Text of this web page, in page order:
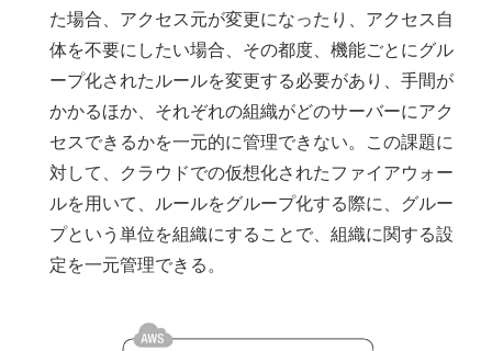
た場合、アクセス元が変更になったり、アクセス自
体を不要にしたい場合、その都度、機能ごとにグル
ープ化されたルールを変更する必要があり、手間が
かかるほか、それぞれの組織がどのサーバーにアク
セスできるかを一元的に管理できない。この課題に
対して、クラウドでの仮想化されたファイアウォー
ルを用いて、ルールをグループ化する際に、グルー
プという単位を組織にすることで、組織に関する設
定を一元管理できる。